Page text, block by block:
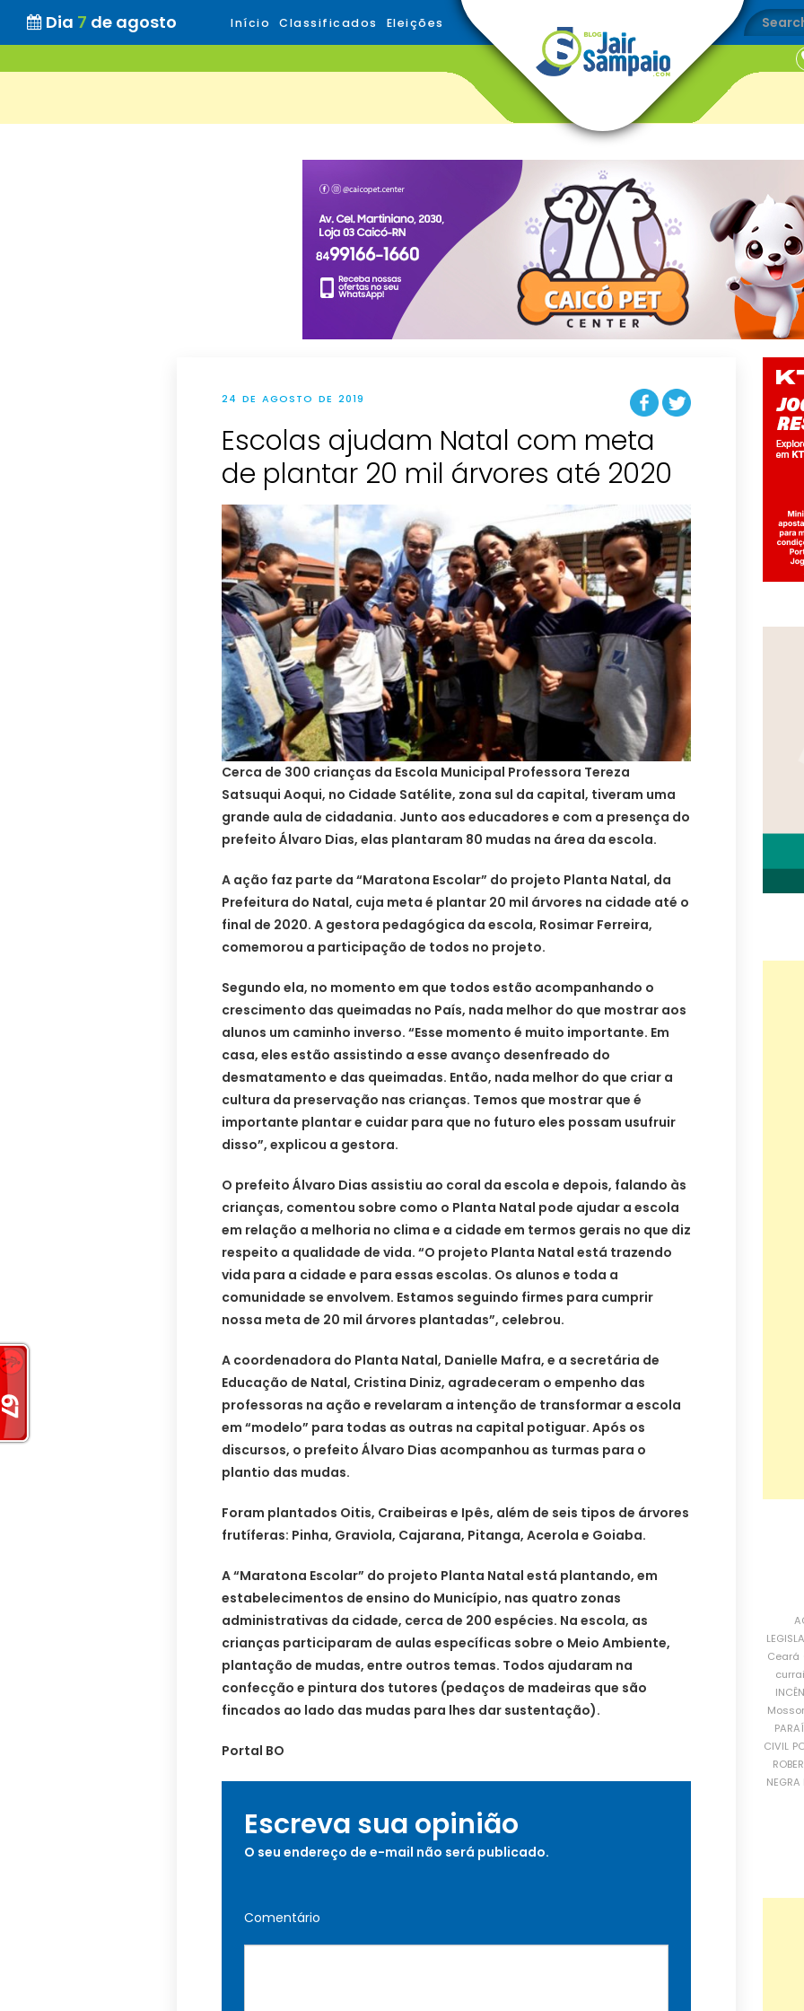
Dia 7 de agosto Início Classificados Eleições
24 DE AGOSTO DE 2019
Escolas ajudam Natal com meta
de plantar 20 mil árvores até 2020
Cerca de 300 crianças da Escola Municipal Professora Tereza
Satsuqui Aoqui, no Cidade Satélite, zona sul da capital, tiveram uma
grande aula de cidadania. Junto aos educadores e com a presença do
prefeito Álvaro Dias, elas plantaram 80 mudas na área da escola.
A ação faz parte da “Maratona Escolar” do projeto Planta Natal, da
Prefeitura do Natal, cuja meta é plantar 20 mil árvores na cidade até o
final de 2020. A gestora pedagógica da escola, Rosimar Ferreira,
comemorou a participação de todos no projeto.
Segundo ela, no momento em que todos estão acompanhando o
crescimento das queimadas no País, nada melhor do que mostrar aos
alunos um caminho inverso. “Esse momento é muito importante. Em
casa, eles estão assistindo a esse avanço desenfreado do
desmatamento e das queimadas. Então, nada melhor do que criar a
cultura da preservação nas crianças. Temos que mostrar que é
importante plantar e cuidar para que no futuro eles possam usufruir
disso”, explicou a gestora.
O prefeito Álvaro Dias assistiu ao coral da escola e depois, falando às
crianças, comentou sobre como o Planta Natal pode ajudar a escola
em relação a melhoria no clima e a cidade em termos gerais no que diz
respeito a qualidade de vida. “O projeto Planta Natal está trazendo
vida para a cidade e para essas escolas. Os alunos e toda a
comunidade se envolvem. Estamos seguindo firmes para cumprir
nossa meta de 20 mil árvores plantadas”, celebrou.
A coordenadora do Planta Natal, Danielle Mafra, e a secretária de
Educação de Natal, Cristina Diniz, agradeceram o empenho das
professoras na ação e revelaram a intenção de transformar a escola
em “modelo” para todas as outras na capital potiguar. Após os
discursos, o prefeito Álvaro Dias acompanhou as turmas para o
plantio das mudas.
Foram plantados Oitis, Craibeiras e Ipês, além de seis tipos de árvores
frutíferas: Pinha, Graviola, Cajarana, Pitanga, Acerola e Goiaba.
A “Maratona Escolar” do projeto Planta Natal está plantando, em
estabelecimentos de ensino do Município, nas quatro zonas
administrativas da cidade, cerca de 200 espécies. Na escola, as
crianças participaram de aulas específicas sobre o Meio Ambiente,
plantação de mudas, entre outros temas. Todos ajudaram na
confecção e pintura dos tutores (pedaços de madeiras que são
fincados ao lado das mudas para lhes dar sustentação).
Portal BO
Escreva sua opinião
O seu endereço de e-mail não será publicado.
Comentário
Ceará
CIVIL
NEGRA